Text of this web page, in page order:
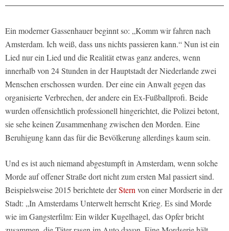
Ein moderner Gassenhauer beginnt so: „Komm wir fahren nach
Amsterdam. Ich weiß, dass uns nichts passieren kann.“ Nun ist ein
Lied nur ein Lied und die Realität etwas ganz anderes, wenn
innerhalb von 24 Stunden in der Hauptstadt der Niederlande zwei
Menschen erschossen wurden. Der eine ein Anwalt gegen das
organisierte Verbrechen, der andere ein Ex-Fußballprofi. Beide
wurden offensichtlich professionell hingerichtet, die Polizei betont,
sie sehe keinen Zusammenhang zwischen den Morden. Eine
Beruhigung kann das für die Bevölkerung allerdings kaum sein.
Und es ist auch niemand abgestumpft in Amsterdam, wenn solche
Morde auf offener Straße dort nicht zum ersten Mal passiert sind.
Beispielsweise 2015 berichtete derStern von einer Mordserie in der
Stadt: „In Amsterdams Unterwelt herrscht Krieg. Es sind Morde
wie im Gangsterfilm: Ein wilder Kugelhagel, das Opfer bricht